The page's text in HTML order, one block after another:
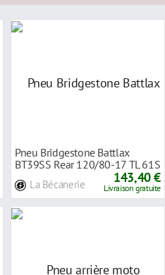
Pneu Bridgestone Battlax
BT39SS Rear 120/80-17 TL 61S
La Bécanerie 143,40 €
Livraison gratuite